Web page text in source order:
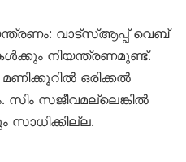
വാട്‌സ്ആപ്പ് വെബ്
നിയന്ത്രണമുണ്ട്.
ഒരിക്കൽ
സജീവമല്ലെങ്കിൽ